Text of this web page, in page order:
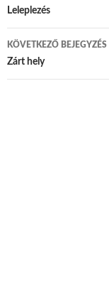
Bejegyzés
Leleplezés
KÖVETKEZŐ BEJEGYZÉS
Zárt hely